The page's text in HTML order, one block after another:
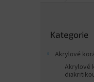
kategorie
Kategorie
Akrylové
Akrylové